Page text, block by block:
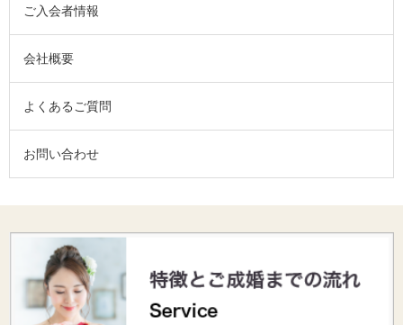
ご入会者情報
会社概要
よくあるご質問
お問い合わせ